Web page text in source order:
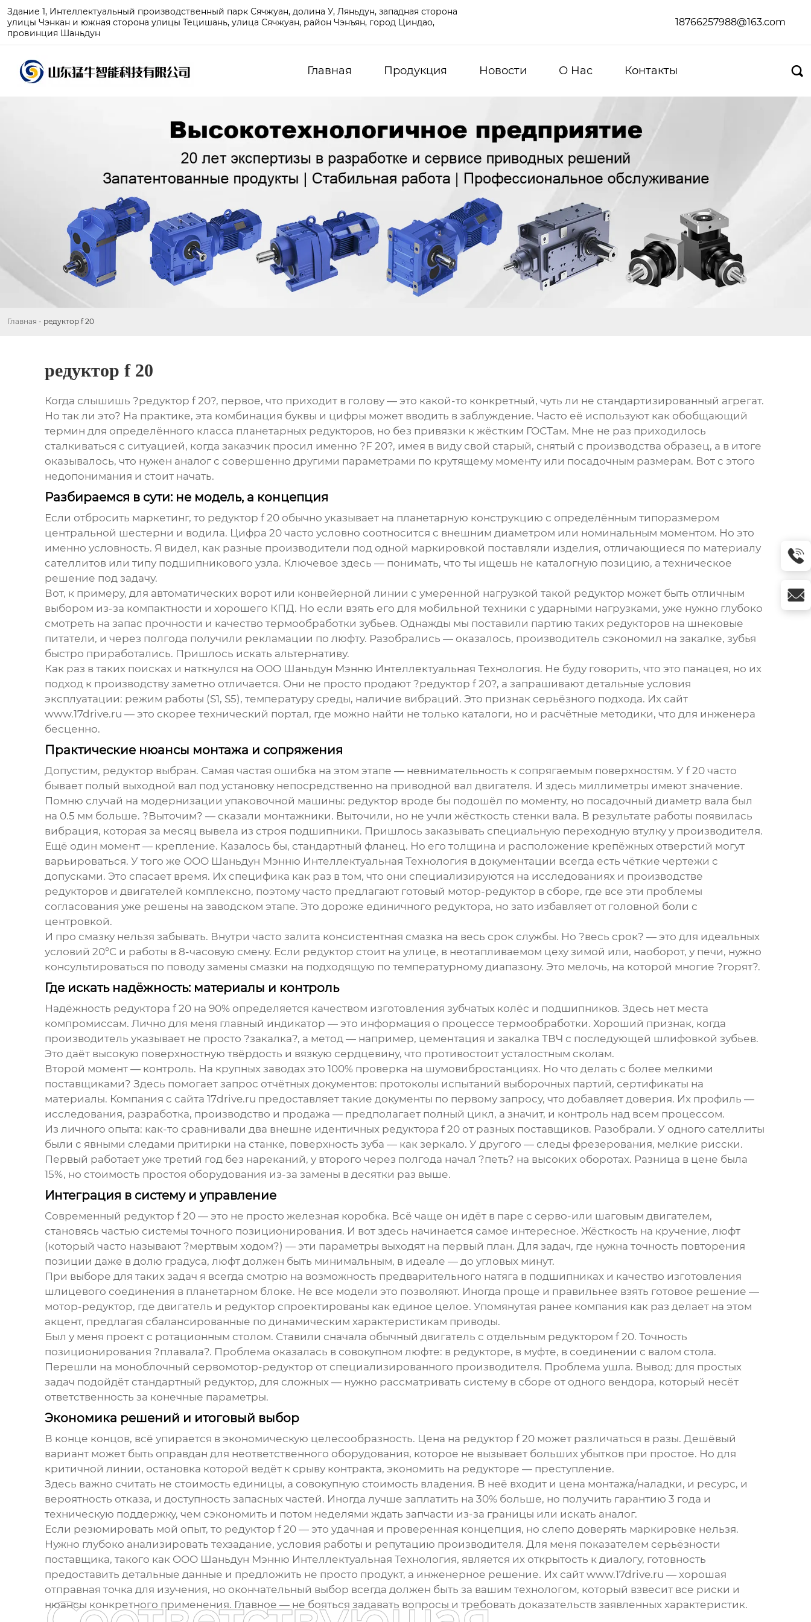
Здание 1, Интеллектуальный производственный парк Сячжуан, долина У, Ляньдун, западная сторона
улицы Чэнкан и южная сторона улицы Тецишань, улица Сячжуан, район Чэнъян, город Циндао,
провинция Шаньдун
18766257988@163.com
Главная Продукция Новости О Hас Контакты 
Главная - редуктор f 20
редуктор f 20
Когда слышишь ?редуктор f 20?, первое, что приходит в голову — это какой-то конкретный, чуть ли не стандартизированный агрегат.
Но так ли это? На практике, эта комбинация буквы и цифры может вводить в заблуждение. Часто её используют как обобщающий
термин для определённого класса планетарных редукторов, но без привязки к жёстким ГОСТам. Мне не раз приходилось
сталкиваться с ситуацией, когда заказчик просил именно ?F 20?, имея в виду свой старый, снятый с производства образец, а в итоге
оказывалось, что нужен аналог с совершенно другими параметрами по крутящему моменту или посадочным размерам. Вот с этого
недопонимания и стоит начать.
Разбираемся в сути: не модель, а концепция
Если отбросить маркетинг, то редуктор f 20обычно указывает на планетарную конструкцию с определённым типоразмером
центральной шестерни и водила. Цифра 20 часто условно соотносится с внешним диаметром или номинальным моментом. Но это
именно условность. Я видел, как разные производители под одной маркировкой поставляли изделия, отличающиеся по материалу
сателлитов или типу подшипникового узла. Ключевое здесь — понимать, что ты ищешь не каталогную позицию, а техническое
решение под задачу.
Вот, к примеру, для автоматических ворот или конвейерной линии с умеренной нагрузкой такой редуктор может быть отличным
выбором из-за компактности и хорошего КПД. Но если взять его для мобильной техники с ударными нагрузками, уже нужно глубоко
смотреть на запас прочности и качество термообработки зубьев. Однажды мы поставили партию таких редукторов на шнековые
питатели, и через полгода получили рекламации по люфту. Разобрались — оказалось, производитель сэкономил на закалке, зубья
быстро приработались. Пришлось искать альтернативу.
Как раз в таких поисках и наткнулся на ООО Шаньдун Мэнню Интеллектуальная Технология. Не буду говорить, что это панацея, но их
подход к производству заметно отличается. Они не просто продают ?редуктор f 20?, а запрашивают детальные условия
эксплуатации: режим работы (S1, S5), температуру среды, наличие вибраций. Это признак серьёзного подхода. Их сайт
www.17drive.ru — это скорее технический портал, где можно найти не только каталоги, но и расчётные методики, что для инженера
бесценно.
Практические нюансы монтажа и сопряжения
Допустим, редуктор выбран. Самая частая ошибка на этом этапе — невнимательность к сопрягаемым поверхностям. У f 20часто
бывает полый выходной вал под установку непосредственно на приводной вал двигателя. И здесь миллиметры имеют значение.
Помню случай на модернизации упаковочной машины: редуктор вроде бы подошёл по моменту, но посадочный диаметр вала был
на 0.5 мм больше. ?Выточим? — сказали монтажники. Выточили, но не учли жёсткость стенки вала. В результате работы появилась
вибрация, которая за месяц вывела из строя подшипники. Пришлось заказывать специальную переходную втулку у производителя.
Ещё один момент — крепление. Казалось бы, стандартный фланец. Но его толщина и расположение крепёжных отверстий могут
варьироваться. У того же ООО Шаньдун Мэнню Интеллектуальная Технология в документации всегда есть чёткие чертежи с
допусками. Это спасает время. Их специфика как раз в том, что они специализируются на исследованиях и производстве
редукторов и двигателей комплексно, поэтому часто предлагают готовый мотор-редуктор в сборе, где все эти проблемы
согласования уже решены на заводском этапе. Это дороже единичного редуктора, но зато избавляет от головной боли с
центровкой.
И про смазку нельзя забывать. Внутри часто залита консистентная смазка на весь срок службы. Но ?весь срок? — это для идеальных
условий 20°C и работы в 8-часовую смену. Если редуктор стоит на улице, в неотапливаемом цеху зимой или, наоборот, у печи, нужно
консультироваться по поводу замены смазки на подходящую по температурному диапазону. Это мелочь, на которой многие ?горят?.
Где искать надёжность: материалы и контроль
Надёжность редуктора f 20на 90% определяется качеством изготовления зубчатых колёс и подшипников. Здесь нет места
компромиссам. Лично для меня главный индикатор — это информация о процессе термообработки. Хороший признак, когда
производитель указывает не просто ?закалка?, а метод — например, цементация и закалка ТВЧ с последующей шлифовкой зубьев.
Это даёт высокую поверхностную твёрдость и вязкую сердцевину, что противостоит усталостным сколам.
Второй момент — контроль. На крупных заводах это 100% проверка на шумовибростанциях. Но что делать с более мелкими
поставщиками? Здесь помогает запрос отчётных документов: протоколы испытаний выборочных партий, сертификаты на
материалы. Компания с сайта 17drive.ru предоставляет такие документы по первому запросу, что добавляет доверия. Их профиль —
исследования, разработка, производство и продажа — предполагает полный цикл, а значит, и контроль над всем процессом.
Из личного опыта: как-то сравнивали два внешне идентичных редуктора f 20от разных поставщиков. Разобрали. У одного сателлиты
были с явными следами притирки на станке, поверхность зуба — как зеркало. У другого — следы фрезерования, мелкие рисски.
Первый работает уже третий год без нареканий, у второго через полгода начал ?петь? на высоких оборотах. Разница в цене была
15%, но стоимость простоя оборудования из-за замены в десятки раз выше.
Интеграция в систему и управление
Современный редуктор f 20— это не просто железная коробка. Всё чаще он идёт в паре с серво-или шаговым двигателем,
становясь частью системы точного позиционирования. И вот здесь начинается самое интересное. Жёсткость на кручение, люфт
(который часто называют ?мертвым ходом?) — эти параметры выходят на первый план. Для задач, где нужна точность повторения
позиции даже в долю градуса, люфт должен быть минимальным, в идеале — до угловых минут.
При выборе для таких задач я всегда смотрю на возможность предварительного натяга в подшипниках и качество изготовления
шлицевого соединения в планетарном блоке. Не все модели это позволяют. Иногда проще и правильнее взять готовое решение —
мотор-редуктор, где двигатель и редуктор спроектированы как единое целое. Упомянутая ранее компания как раз делает на этом
акцент, предлагая сбалансированные по динамическим характеристикам приводы.
Был у меня проект с ротационным столом. Ставили сначала обычный двигатель с отдельным редуктором f 20. Точность
позиционирования ?плавала?. Проблема оказалась в совокупном люфте: в редукторе, в муфте, в соединении с валом стола.
Перешли на моноблочный сервомотор-редуктор от специализированного производителя. Проблема ушла. Вывод: для простых
задач подойдёт стандартный редуктор, для сложных — нужно рассматривать систему в сборе от одного вендора, который несёт
ответственность за конечные параметры.
Экономика решений и итоговый выбор
В конце концов, всё упирается в экономическую целесообразность. Цена на редуктор f 20может различаться в разы. Дешёвый
вариант может быть оправдан для неответственного оборудования, которое не вызывает больших убытков при простое. Но для
критичной линии, остановка которой ведёт к срыву контракта, экономить на редукторе — преступление.
Здесь важно считать не стоимость единицы, а совокупную стоимость владения. В неё входит и цена монтажа/наладки, и ресурс, и
вероятность отказа, и доступность запасных частей. Иногда лучше заплатить на 30% больше, но получить гарантию 3 года и
техническую поддержку, чем сэкономить и потом неделями ждать запчасти из-за границы или искать аналог.
Если резюмировать мой опыт, то редуктор f 20— это удачная и проверенная концепция, но слепо доверять маркировке нельзя.
Нужно глубоко анализировать техзадание, условия работы и репутацию производителя. Для меня показателем серьёзности
поставщика, такого как ООО Шаньдун Мэнню Интеллектуальная Технология, является их открытость к диалогу, готовность
предоставить детальные данные и предложить не просто продукт, а инженерное решение. Их сайт www.17drive.ru — хорошая
отправная точка для изучения, но окончательный выбор всегда должен быть за вашим технологом, который взвесит все риски и
нюансы конкретного применения. Главное — не бояться задавать вопросы и требовать доказательств заявленных характеристик.